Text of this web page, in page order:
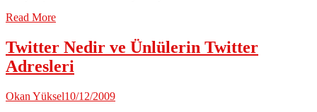
Read More
Twitter Nedir ve Ünlülerin Twitter
Adresleri
Okan Yüksel10/12/2009